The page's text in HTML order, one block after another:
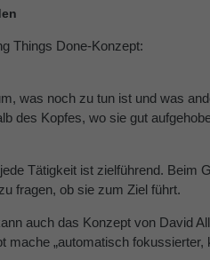
Things Done-Konzept:
was noch zu tun ist und was
des Kopfes, wo sie gut
Tätigkeit ist zielführend.
fragen, ob sie zum Ziel führt.
auch das Konzept von David
„automatisch